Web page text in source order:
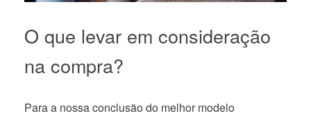
O que levar em consideração
na compra?
Para a nossa conclusão do melhor modelo